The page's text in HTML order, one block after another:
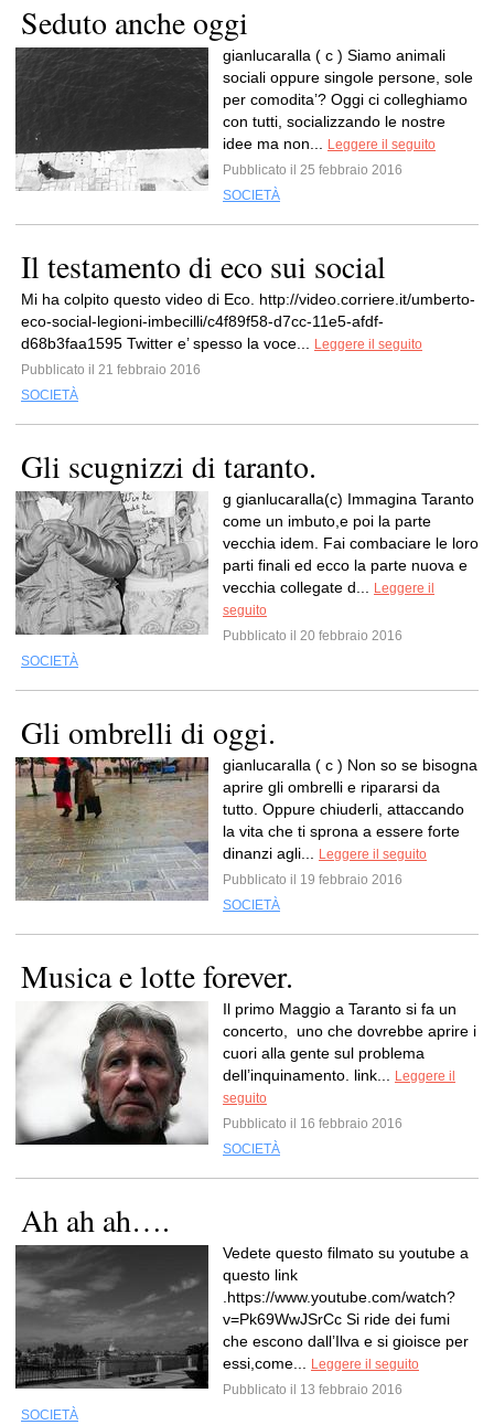
Seduto anche oggi
gianlucaralla ( c ) Siamo animali
sociali oppure singole persone, sole
per comodita’? Oggi ci colleghiamo
con tutti, socializzando le nostre
idee ma non...
Leggere il seguito
Pubblicato il 25 febbraio 2016
SOCIETÀ
Il testamento di eco sui social
Mi ha colpito questo video di Eco. http://video.corriere.it/umberto-
eco-social-legioni-imbecilli/c4f89f58-d7cc-11e5-afdf-
d68b3faa1595 Twitter e’ spesso la voce...
Leggere il seguito
Pubblicato il 21 febbraio 2016
SOCIETÀ
Gli scugnizzi di taranto.
g gianlucaralla(c) Immagina Taranto
come un imbuto,e poi la parte
vecchia idem. Fai combaciare le loro
parti finali ed ecco la parte nuova e
vecchia collegate d...
Leggere il
seguito
Pubblicato il 20 febbraio 2016
SOCIETÀ
Gli ombrelli di oggi.
gianlucaralla ( c ) Non so se bisogna
aprire gli ombrelli e ripararsi da
tutto. Oppure chiuderli, attaccando
la vita che ti sprona a essere forte
dinanzi agli...
Leggere il seguito
Pubblicato il 19 febbraio 2016
SOCIETÀ
Musica e lotte forever.
Il primo Maggio a Taranto si fa un
concerto, uno che dovrebbe aprire i
cuori alla gente sul problema
dell’inquinamento. link...
Leggere il
seguito
Pubblicato il 16 febbraio 2016
SOCIETÀ
Ah ah ah….
Vedete questo filmato su youtube a
questo link
.https://www.youtube.com/watch?
v=Pk69WwJSrCc Si ride dei fumi
che escono dall’Ilva e si gioisce per
essi,come...
Leggere il seguito
Pubblicato il 13 febbraio 2016
SOCIETÀ